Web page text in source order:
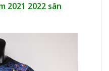
2021 2022 sân